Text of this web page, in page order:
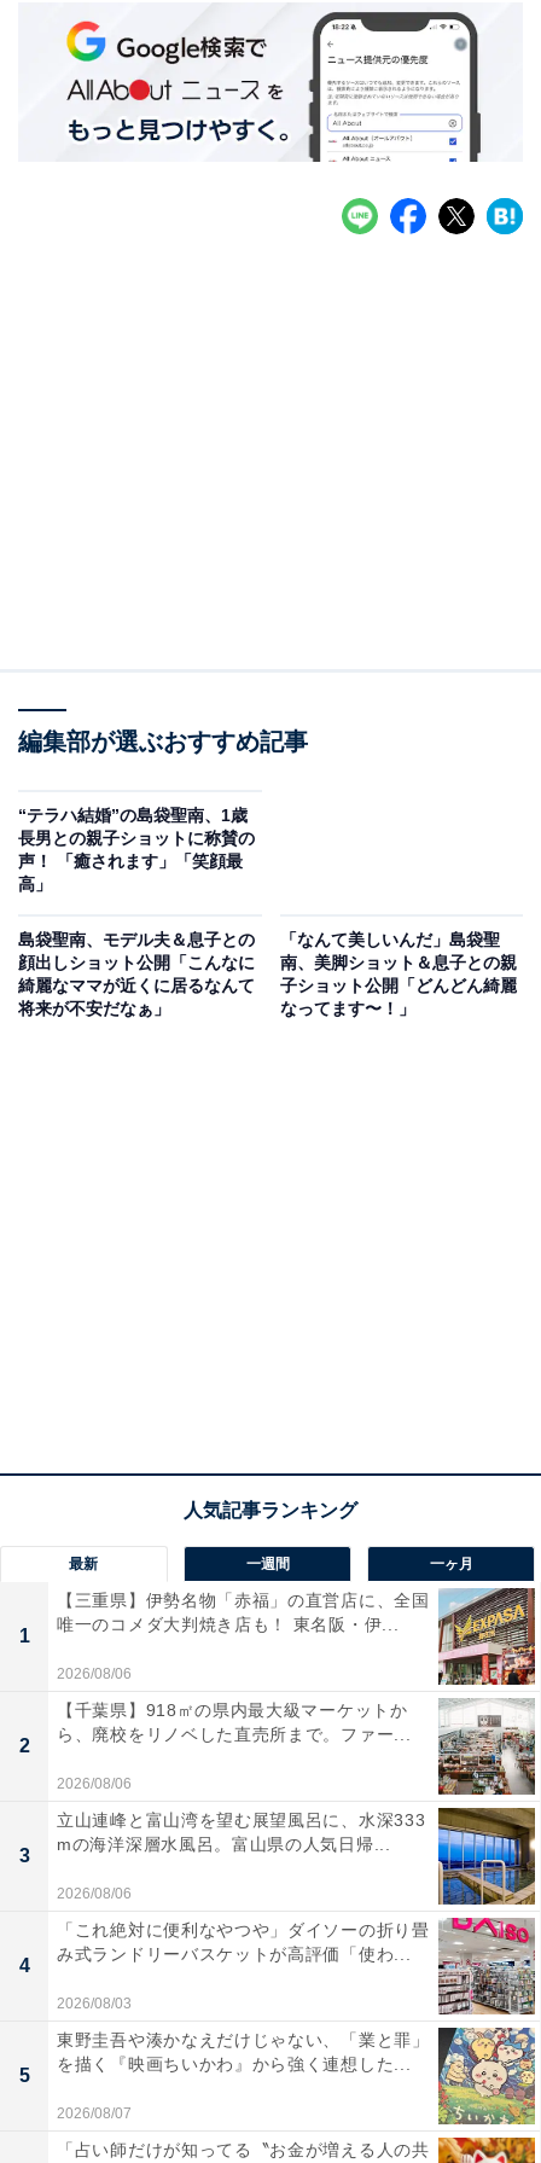
編集部が選ぶおすすめ記事
“テラハ結婚”の島袋聖南、1歳
長男との親子ショットに称賛の
声！ 「癒されます」「笑顔最
高」
島袋聖南、モデル夫＆息子との
顔出しショット公開「こんなに
綺麗なママが近くに居るなんて
将来が不安だなぁ」
「なんて美しいんだ」島袋聖
南、美脚ショット＆息子との親
子ショット公開「どんどん綺麗
なってます〜！」
最新 一週間 一ヶ月
1
【三重県】伊勢名物「赤福」の直営店に、全国
唯一のコメダ大判焼き店も！ 東名阪・伊...
2026/08/06
2
【千葉県】918㎡の県内最大級マーケットか
ら、廃校をリノベした直売所まで。ファー...
2026/08/06
3
立山連峰と富山湾を望む展望風呂に、水深333
mの海洋深層水風呂。富山県の人気日帰...
2026/08/06
4
「これ絶対に便利なやつや」ダイソーの折り畳
み式ランドリーバスケットが高評価「使わ...
2026/08/03
5
東野圭吾や湊かなえだけじゃない、「業と罪」
を描く『映画ちいかわ』から強く連想した...
2026/08/07
「占い師だけが知ってる〝お金が増える人の共